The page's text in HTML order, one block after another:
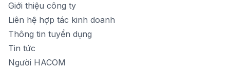
1900 1903 (máy lẻ 160)
[email protected]
Thời gian mở cửa: Từ 8h30-20h hàng ngày
Giới thiệu công ty
Liên hệ hợp tác kinh doanh
Thông tin tuyển dụng
Tin tức
Người HACOM